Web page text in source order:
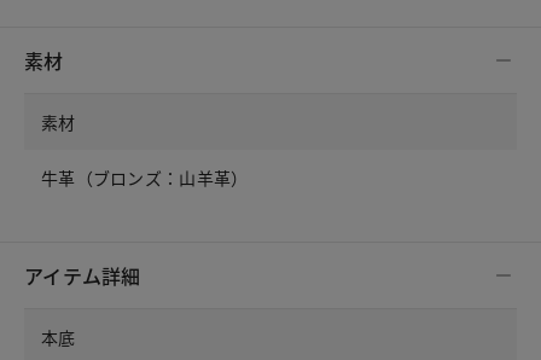
素材
素材
牛革（ブロンズ：山羊革）
アイテム詳細
本底